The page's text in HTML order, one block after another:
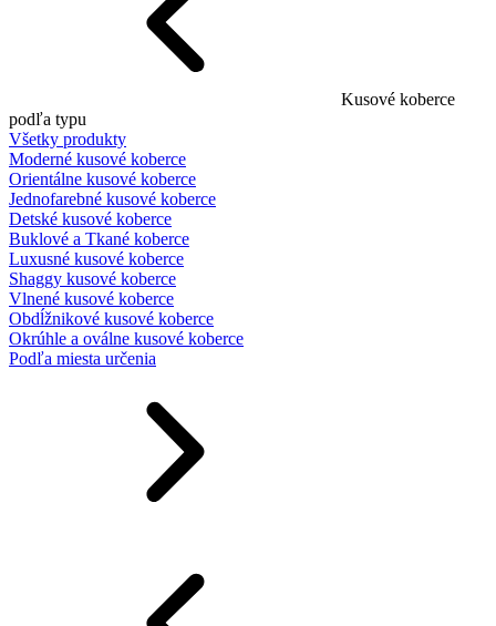
Kusové koberce
podľa typu
Všetky produkty
Moderné kusové koberce
Orientálne kusové koberce
Jednofarebné kusové koberce
Detské kusové koberce
Buklové a Tkané koberce
Luxusné kusové koberce
Shaggy kusové koberce
Vlnené kusové koberce
Obdĺžnikové kusové koberce
Okrúhle a oválne kusové koberce
Podľa miesta určenia